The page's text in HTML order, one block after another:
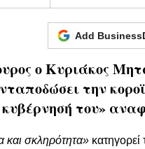
Add
ο Κυριάκος
την
κυβέρνησή του»
και σκληρότητα»